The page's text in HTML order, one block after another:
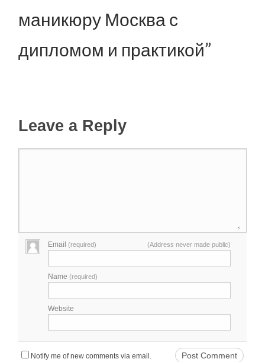
маникюру Москва с
дипломом и практикой”
Leave a Reply
Email(required) (Address never made public)
Name(required)
Website
Notify me of new comments via email.